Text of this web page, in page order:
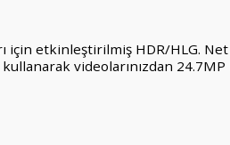
için etkinleştirilmiş HDR/HLG. Net
videolarınızdan